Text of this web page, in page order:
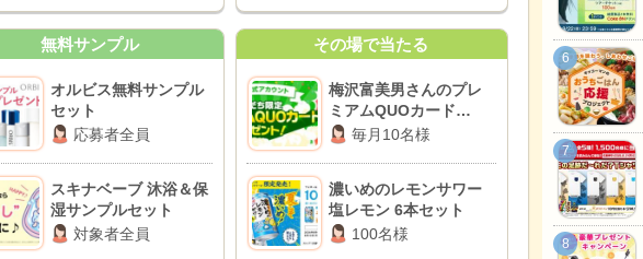
無料サンプル
オルビス無料サンプル
セット
応募者全員
スキナベーブ 沐浴＆保
湿サンプルセット
対象者全員
その場で当たる
梅沢富美男さんのプレ
ミアムQUOカード
3,000円分
毎月10名様
濃いめのレモンサワー​
塩レモン 6本セット
100名様